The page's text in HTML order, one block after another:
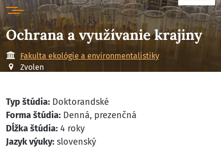
Ochrana a využívanie krajiny
Fakulta ekológie a environmentalistiky
Zvolen
Typ štúdia: Doktorandské
Forma štúdia: Denná, prezenčná
Dĺžka štúdia: 4 roky
Jazyk výuky: slovenský